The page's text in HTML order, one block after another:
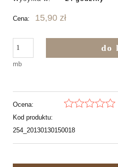
Cena: 15,90 zł
mb
do
Ocena:
Kod produktu:
254_20130130150018